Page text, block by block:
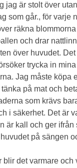
jag är stolt över
som går., för varje
räkna
och drar
över huvudet.
trycka in
Jag måste köpa
på mat och
som krävs
i säkerhet. Det är
är kall och ger ifrån
på sängen
blir det varmare och